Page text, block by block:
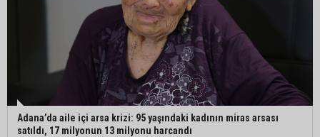
Adana’da aile içi arsa krizi: 95 yaşındaki kadının miras arsası
satıldı, 17 milyonun 13 milyonu harcandı